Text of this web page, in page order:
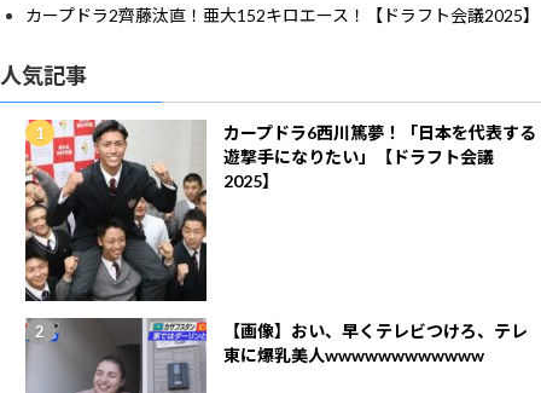
カープドラ2齊藤汰直！亜大152キロエース！【ドラフト会議2025】
人気記事
カープドラ6西川篤夢！「日本を代表する
遊撃手になりたい」【ドラフト会議
2025】
【画像】おい、早くテレビつけろ、テレ
東に爆乳美人wwwwwwwwwwww